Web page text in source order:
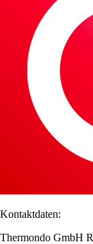
Kontaktdaten:
Thermondo GmbH